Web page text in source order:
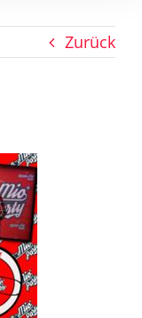
Zurück